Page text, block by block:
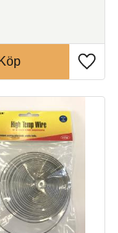
föremål.
Lägg
Köp